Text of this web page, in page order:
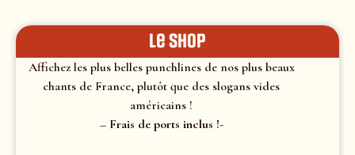
le shop
Affichez les plus belles punchlines de nos plus beaux
chants de France, plutôt que des slogans vides
américains !
– Frais de ports inclus !-